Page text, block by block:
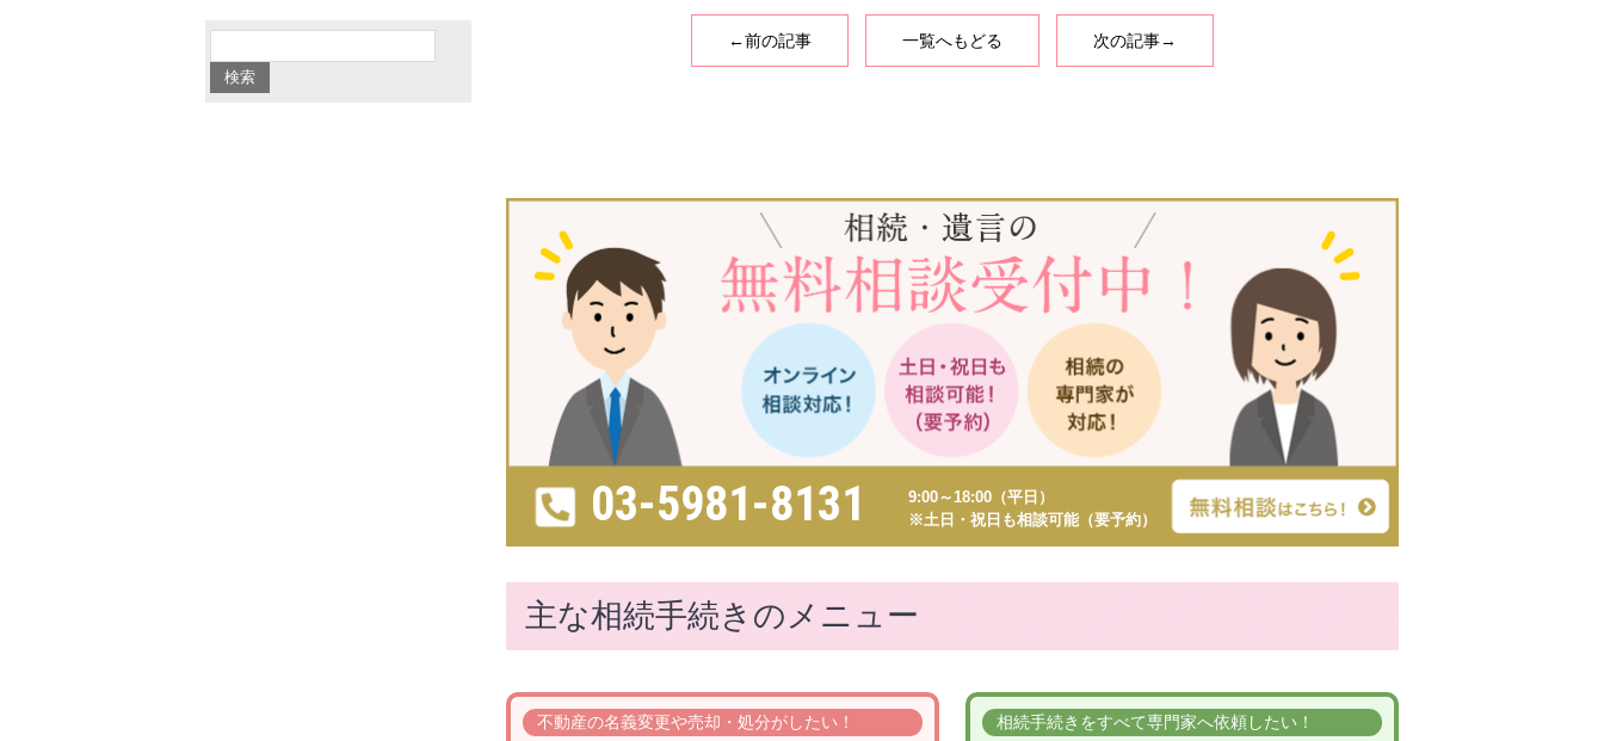
←前の記事 一覧へもどる 次の記事→
03-5981-8131
9:00～18:00（平日）
※土日・祝日も相談可能（要予約）
主な相続手続きのメニュー
不動産の名義変更や売却・処分がしたい！ 相続手続きをすべて専門家へ依頼したい！